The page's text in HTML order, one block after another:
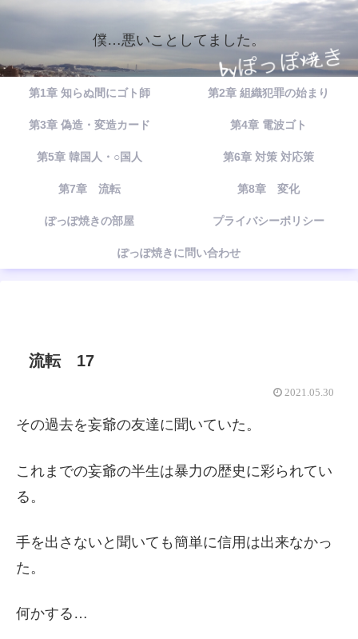
僕…悪いことしてました。
第1章 知らぬ間にゴト師 第2章 組織犯罪の始まり
第3章 偽造・変造カード 第4章 電波ゴト
第5章 韓国人・○国人 第6章 対策 対応策
第7章 流転 第8章 変化
ぽっぽ焼きの部屋 プライバシーポリシー
ぽっぽ焼きに問い合わせ
流転 17
2021.05.30
その過去を妄爺の友達に聞いていた。
これまでの妄爺の半生は暴力の歴史に彩られてい
る。
手を出さないと聞いても簡単に信用は出来なかっ
た。
何かする…